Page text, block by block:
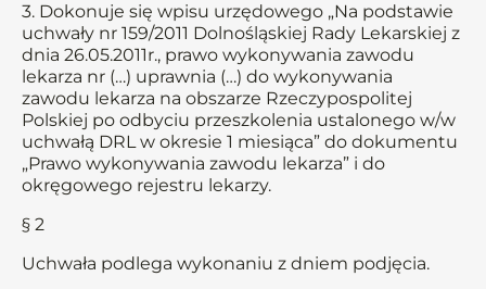
3. Dokonuje się wpisu urzędowego „Na podstawie
uchwały nr 159/2011 Dolnośląskiej Rady Lekarskiej z
dnia 26.05.2011r., prawo wykonywania zawodu
lekarza nr (…) uprawnia (…) do wykonywania
zawodu lekarza na obszarze Rzeczypospolitej
Polskiej po odbyciu przeszkolenia ustalonego w/w
uchwałą DRL w okresie 1 miesiąca” do dokumentu
„Prawo wykonywania zawodu lekarza” i do
okręgowego rejestru lekarzy.
§ 2
Uchwała podlega wykonaniu z dniem podjęcia.